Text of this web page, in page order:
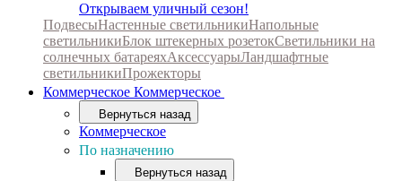
Открываем уличный сезон!
ПодвесыНастенные светильникиНапольные
светильникиБлок штекерных розетокСветильники на
солнечных батареяхАксессуарыЛандшафтные
светильникиПрожекторы
Коммерческое Коммерческое
Вернуться назад
Коммерческое
По назначению
Вернуться назад